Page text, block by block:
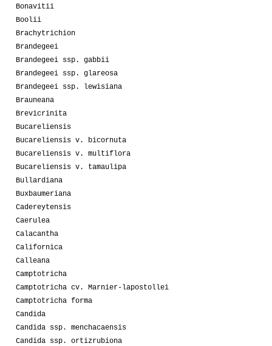
Bonavitii
Boolii
Brachytrichion
Brandegeei
Brandegeei ssp. gabbii
Brandegeei ssp. glareosa
Brandegeei ssp. lewisiana
Brauneana
Brevicrinita
Bucareliensis
Bucareliensis v. bicornuta
Bucareliensis v. multiflora
Bucareliensis v. tamaulipa
Bullardiana
Buxbaumeriana
Cadereytensis
Caerulea
Calacantha
Californica
Calleana
Camptotricha
Camptotricha cv. Marnier-lapostollei
Camptotricha forma
Candida
Candida ssp. menchacaensis
Candida ssp. ortizrubiona